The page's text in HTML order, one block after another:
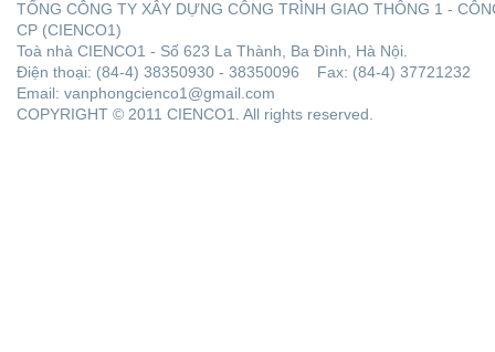
TỔNG CÔNG TY XÂY DỰNG CÔNG TRÌNH GIAO THÔNG 1 -
CP (CIENCO1)
Toà nhà CIENCO1 - Số 623 La Thành, Ba Đình, Hà Nội.
Điện thoại: (84-4) 38350930 - 38350096 Fax: (84-4) 37721232
Email: vanphongcienco1@gmail.com
COPYRIGHT © 2011 CIENCO1. All rights reserved.